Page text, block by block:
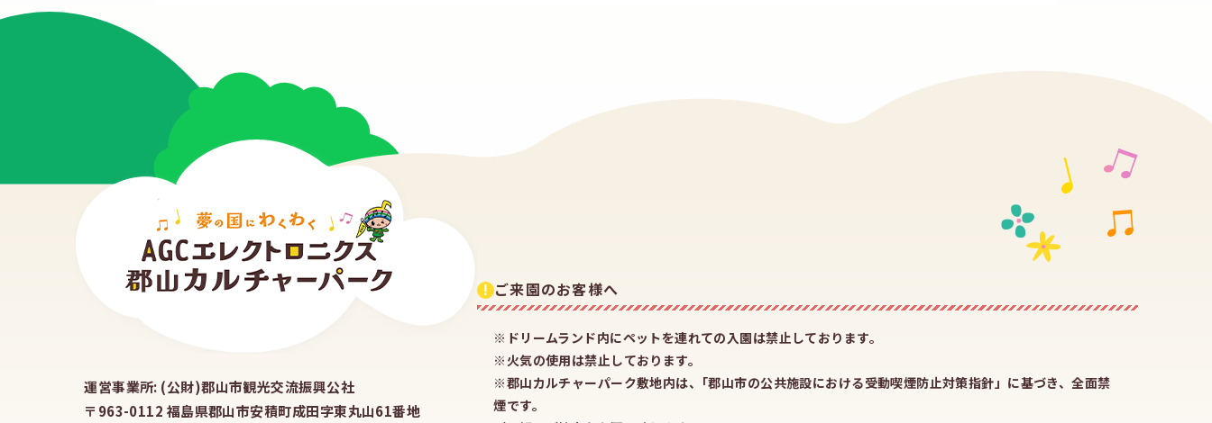
運営事業所: (公財)郡山市観光交流振興公社
〒963-0112 福島県郡山市安積町成田字東丸山61番地
! ご来園のお客様へ
※ドリームランド内にペットを連れての入園は禁止しております。
※火気の使用は禁止しております。
※郡山カルチャーパーク敷地内は、｢郡山市の公共施設における受動喫煙防止対策指針」に基づき、全面禁
煙です。